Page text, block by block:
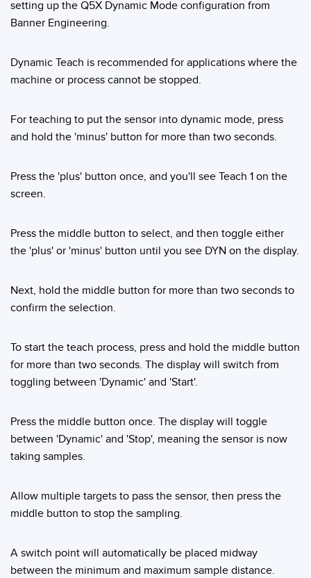
Sensori Pick-to-Light
Sensori di temperatura
Sensori multiraggio e sensori a raggio ampio
Sensori di monitoraggio delle condizioni
Sensori di vibrazioni
ACCESSORI
ACCESSORI
Convertitori
Software di configurazione dei sensori wireless
Software interfaccia utente sensore
TECNOLOGIA
Lavaggio
setting up the Q5X Dynamic Mode configuration from
Banner Engineering.
Dynamic Teach is recommended for applications where the
machine or process cannot be stopped.
For teaching to put the sensor into dynamic mode, press
and hold the 'minus' button for more than two seconds.
Press the 'plus' button once, and you'll see Teach 1 on the
screen.
Press the middle button to select, and then toggle either
the 'plus' or 'minus' button until you see DYN on the display.
Next, hold the middle button for more than two seconds to
confirm the selection.
To start the teach process, press and hold the middle button
for more than two seconds. The display will switch from
toggling between 'Dynamic' and 'Start'.
Press the middle button once. The display will toggle
between 'Dynamic' and 'Stop', meaning the sensor is now
taking samples.
Allow multiple targets to pass the sensor, then press the
middle button to stop the sampling.
A switch point will automatically be placed midway
between the minimum and maximum sample distance.